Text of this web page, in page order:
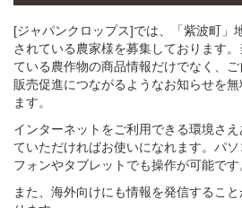
[ジャパンクロップス]では、「紫波町」
されている農家様を募集しております
ている農作物の商品情報だけでなく、
販売促進につながるようなお知らせを
ます。
インターネットをご利用できる環境さ
ていただければお使いになれます。パ
フォンやタブレットでも操作が可能です
また、海外向けにも情報を発信するこ